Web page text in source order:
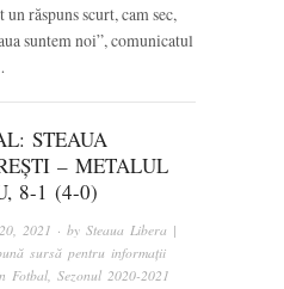
răspuns scurt, cam sec,
suntem noi”, comunicatul
STEAUA
– METALUL
8-1 (4-0)
2021 · bySteaua Libera |
sursă pentru informații
Fotbal Sezonul 2020-2021